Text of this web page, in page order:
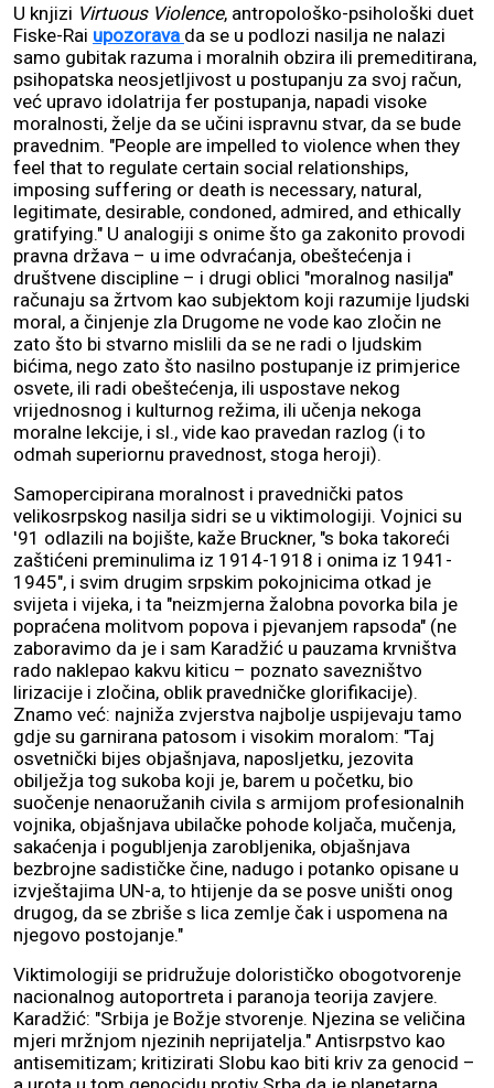
U knjizi Virtuous Violence, antropološko-psihološki duet
Fiske-Rai upozorava da se u podlozi nasilja ne nalazi
samo gubitak razuma i moralnih obzira ili premeditirana,
psihopatska neosjetljivost u postupanju za svoj račun,
već upravo idolatrija fer postupanja, napadi visoke
moralnosti, želje da se učini ispravnu stvar, da se bude
pravednim. "People are impelled to violence when they
feel that to regulate certain social relationships,
imposing suffering or death is necessary, natural,
legitimate, desirable, condoned, admired, and ethically
gratifying." U analogiji s onime što ga zakonito provodi
pravna država – u ime odvraćanja, obeštećenja i
društvene discipline – i drugi oblici "moralnog nasilja"
računaju sa žrtvom kao subjektom koji razumije ljudski
moral, a činjenje zla Drugome ne vode kao zločin ne
zato što bi stvarno mislili da se ne radi o ljudskim
bićima, nego zato što nasilno postupanje iz primjerice
osvete, ili radi obeštećenja, ili uspostave nekog
vrijednosnog i kulturnog režima, ili učenja nekoga
moralne lekcije, i sl., vide kao pravedan razlog (i to
odmah superiornu pravednost, stoga heroji).
Samopercipirana moralnost i pravednički patos
velikosrpskog nasilja sidri se u viktimologiji. Vojnici su
'91 odlazili na bojište, kaže Bruckner, "s boka takoreći
zaštićeni preminulima iz 1914-1918 i onima iz 1941-
1945", i svim drugim srpskim pokojnicima otkad je
svijeta i vijeka, i ta "neizmjerna žalobna povorka bila je
popraćena molitvom popova i pjevanjem rapsoda" (ne
zaboravimo da je i sam Karadžić u pauzama krvništva
rado naklepao kakvu kiticu – poznato savezništvo
lirizacije i zločina, oblik pravedničke glorifikacije).
Znamo već: najniža zvjerstva najbolje uspijevaju tamo
gdje su garnirana patosom i visokim moralom: "Taj
osvetnički bijes objašnjava, naposljetku, jezovita
obilježja tog sukoba koji je, barem u početku, bio
suočenje nenaoružanih civila s armijom profesionalnih
vojnika, objašnjava ubilačke pohode koljača, mučenja,
sakaćenja i pogubljenja zarobljenika, objašnjava
bezbrojne sadističke čine, nadugo i potanko opisane u
izvještajima UN-a, to htijenje da se posve uništi onog
drugog, da se zbriše s lica zemlje čak i uspomena na
njegovo postojanje."
Viktimologiji se pridružuje dolorističko obogotvorenje
nacionalnog autoportreta i paranoja teorija zavjere.
Karadžić: "Srbija je Božje stvorenje. Njezina se veličina
mjeri mržnjom njezinih neprijatelja." Antisrpstvo kao
antisemitizam; kritizirati Slobu kao biti kriv za genocid –